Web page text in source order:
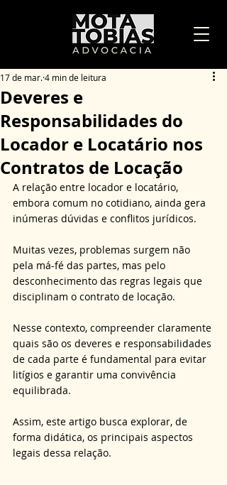
Deveres e
Responsabilidades do
Locador e Locatário nos
Contratos de Locação
17 de mar.4 min de leitura
A relação entre locador e locatário,
embora comum no cotidiano, ainda gera
inúmeras dúvidas e conflitos jurídicos.
Muitas vezes, problemas surgem não
pela má-fé das partes, mas pelo
desconhecimento das regras legais que
disciplinam o contrato de locação.
Nesse contexto, compreender claramente
quais são os deveres e responsabilidades
de cada parte é fundamental para evitar
litígios e garantir uma convivência
equilibrada.
Assim, este artigo busca explorar, de
forma didática, os principais aspectos
legais dessa relação.